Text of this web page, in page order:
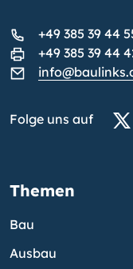
+49 385 39 44
+49 385 39 44
Folge uns auf
Themen
Bau
Ausbau